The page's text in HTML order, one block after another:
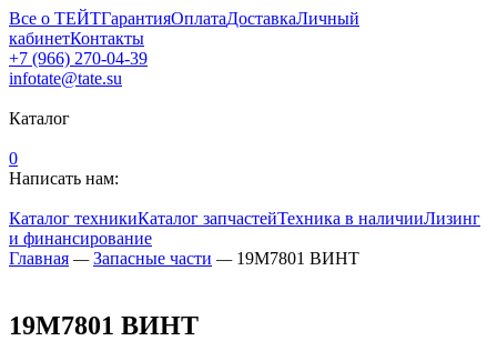
Все о ТЕЙТГарантияОплатаДоставкаЛичный
кабинетКонтакты
+7 (966) 270-04-39
infotate@tate.su
Каталог
0
Написать нам:
Каталог техникиКаталог запчастейТехника в наличииЛизинг
и финансирование
Главная — Запасные части — 19M7801 ВИНТ
19M7801 ВИНТ